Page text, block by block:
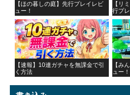
【ほの暮しの庭】先行プレイレビ
ュー！
【リ
行プ
【速報】10連ガチャを無課金で引
く方法
【み
ュー！